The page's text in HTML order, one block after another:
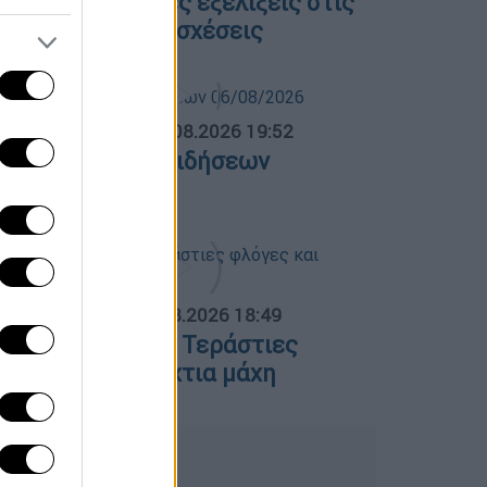
σχέσεις
06.08.2026 19:52
δελτίο ειδήσεων
06.08.2026 18:49
στη Σκύρο: Τεράστιες
και ολονύχτια μάχη